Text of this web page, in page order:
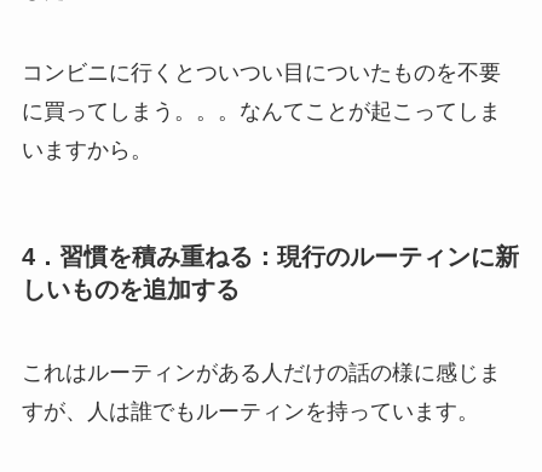
コンビニに行くとついつい目についたものを不要
に買ってしまう。。。なんてことが起こってしま
いますから。
4．習慣を積み重ねる：現行のルーティンに新
しいものを追加する
これはルーティンがある人だけの話の様に感じま
すが、人は誰でもルーティンを持っています。